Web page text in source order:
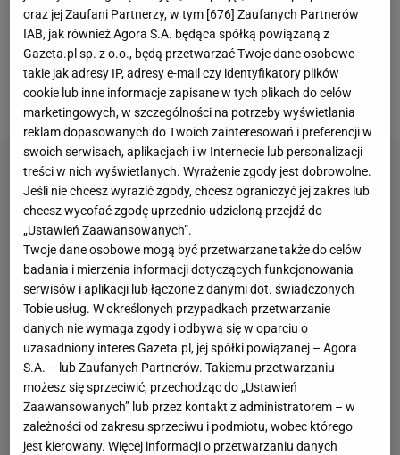
już do końca partii - takIga Świątekrozegrała
pierwszego seta meczu z Anną Blinkową. Ale
najlepszej tenisistce świata to nie wystarcza.
Widząc jej naprawdę dobrą grę, jednocześnie
słyszeliśmy, że ona chciałaby grać jeszcze lepiej.
oraz jej Zaufani Partnerzy, w tym [676] Zaufanych Partnerów
IAB, jak również Agora S.A. będąca spółką powiązaną z
Gazeta.pl sp. z o.o., będą przetwarzać Twoje dane osobowe
takie jak adresy IP, adresy e-mail czy identyfikatory plików
cookie lub inne informacje zapisane w tych plikach do celów
marketingowych, w szczególności na potrzeby wyświetlania
reklam dopasowanych do Twoich zainteresowań i preferencji w
swoich serwisach, aplikacjach i w Internecie lub personalizacji
treści w nich wyświetlanych. Wyrażenie zgody jest dobrowolne.
Jeśli nie chcesz wyrazić zgody, chcesz ograniczyć jej zakres lub
chcesz wycofać zgodę uprzednio udzieloną przejdź do
„Ustawień Zaawansowanych”.
Twoje dane osobowe mogą być przetwarzane także do celów
badania i mierzenia informacji dotyczących funkcjonowania
serwisów i aplikacji lub łączone z danymi dot. świadczonych
Tobie usług. W określonych przypadkach przetwarzanie
danych nie wymaga zgody i odbywa się w oparciu o
uzasadniony interes Gazeta.pl, jej spółki powiązanej – Agora
S.A. – lub Zaufanych Partnerów. Takiemu przetwarzaniu
możesz się sprzeciwić, przechodząc do „Ustawień
Zaawansowanych” lub przez kontakt z administratorem – w
zależności od zakresu sprzeciwu i podmiotu, wobec którego
jest kierowany. Więcej informacji o przetwarzaniu danych